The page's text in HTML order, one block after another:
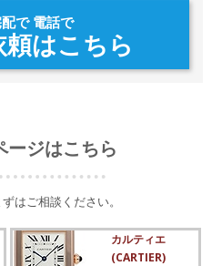
で 電話で
はこちら
ージはこちら
はご相談ください。
カルティエ
(CARTIER)